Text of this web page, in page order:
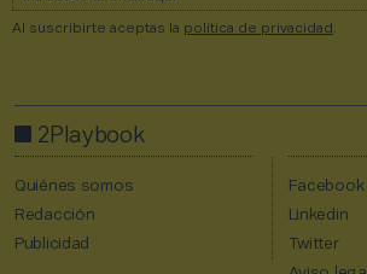
Al suscribirte aceptas la política de privacidad
2Playbook
Quiénes somos
Redacción
Publicidad
Facebook
Linkedin
Twitter